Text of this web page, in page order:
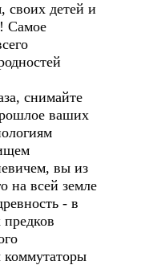
своих детей и
Самое
снимайте
ваших
вы из
на всей земле
- в
предков
коммутаторы